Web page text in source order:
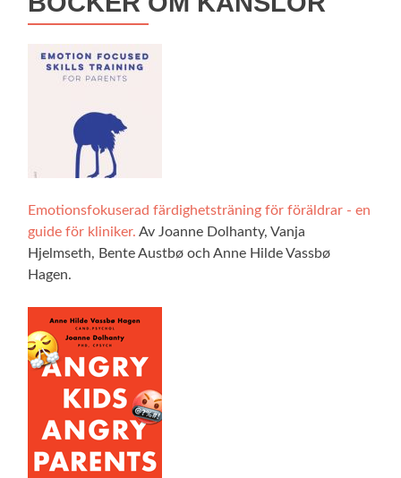
Emotionsfokuserad färdighetsträning för föräldrar - en
guide för kliniker. Av Joanne Dolhanty, Vanja
Hjelmseth, Bente Austbø och Anne Hilde Vassbø
Hagen.